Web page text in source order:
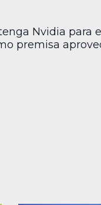
Nvidia para
premisa